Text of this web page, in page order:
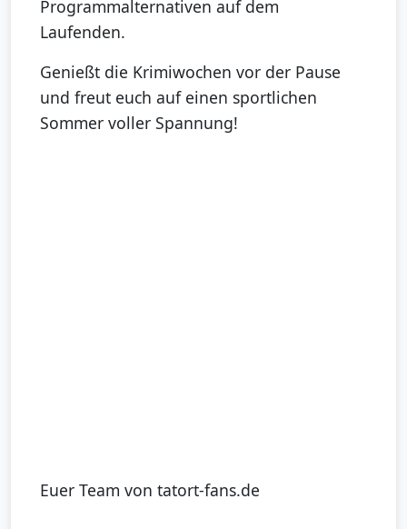
Programmalternativen auf dem
Laufenden.
Genießt die Krimiwochen vor der Pause
und freut euch auf einen sportlichen
Sommer voller Spannung!
Euer Team von tatort-fans.de